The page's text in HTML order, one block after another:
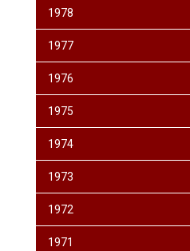
1978
1977
1976
1975
1974
1973
1972
1971